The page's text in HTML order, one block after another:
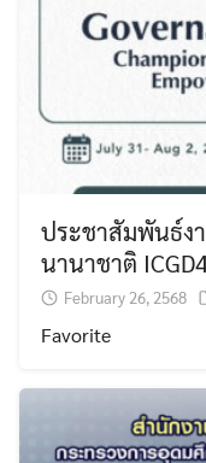
ประชาสัมพันธ์ง
นานาชาติ
February 26, 2568
Favorite